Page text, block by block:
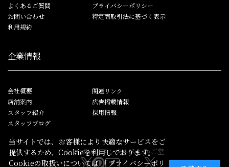
よくあるご質問
お問い合わせ
利用規約
プライバシーポリシー
特定商取引法に基づく表示
企業情報
会社概要
店舗案内
スタッフ紹介
スタッフブログ
関連リンク
広告掲載情報
採用情報
シカゴレジメンタルスしかご堂
当サイトでは、お客様により快適なサービスをご
提供するため、Cookieを利用しております。
Cookieの取扱いについては「プライバシーポリ